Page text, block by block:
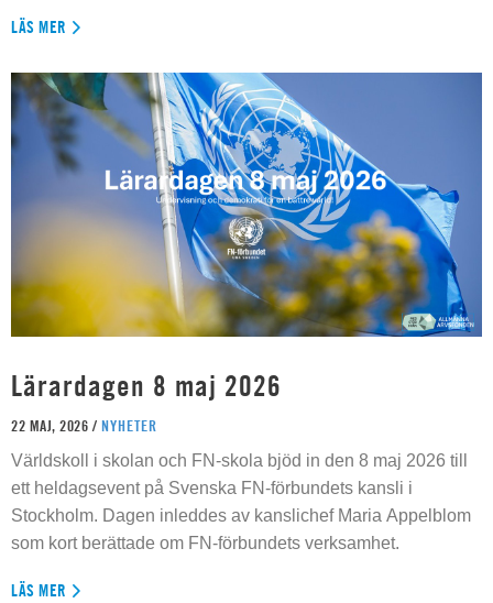
LÄS MER
Lärardagen 8 maj 2026
22 MAJ, 2026 / NYHETER
Världskoll i skolan och FN-skola bjöd in den 8 maj 2026 till
ett heldagsevent på Svenska FN-förbundets kansli i
Stockholm. Dagen inleddes av kanslichef Maria Appelblom
som kort berättade om FN-förbundets verksamhet.
LÄS MER